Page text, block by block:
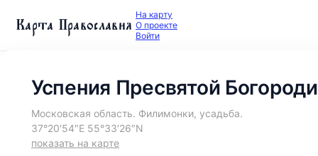
Карта Православия На карту
О проекте
Войти
Успения Пресвятой
Московская область. Филимонки, усадьба.
37°20′54″E 55°33′26″N
показать на карте